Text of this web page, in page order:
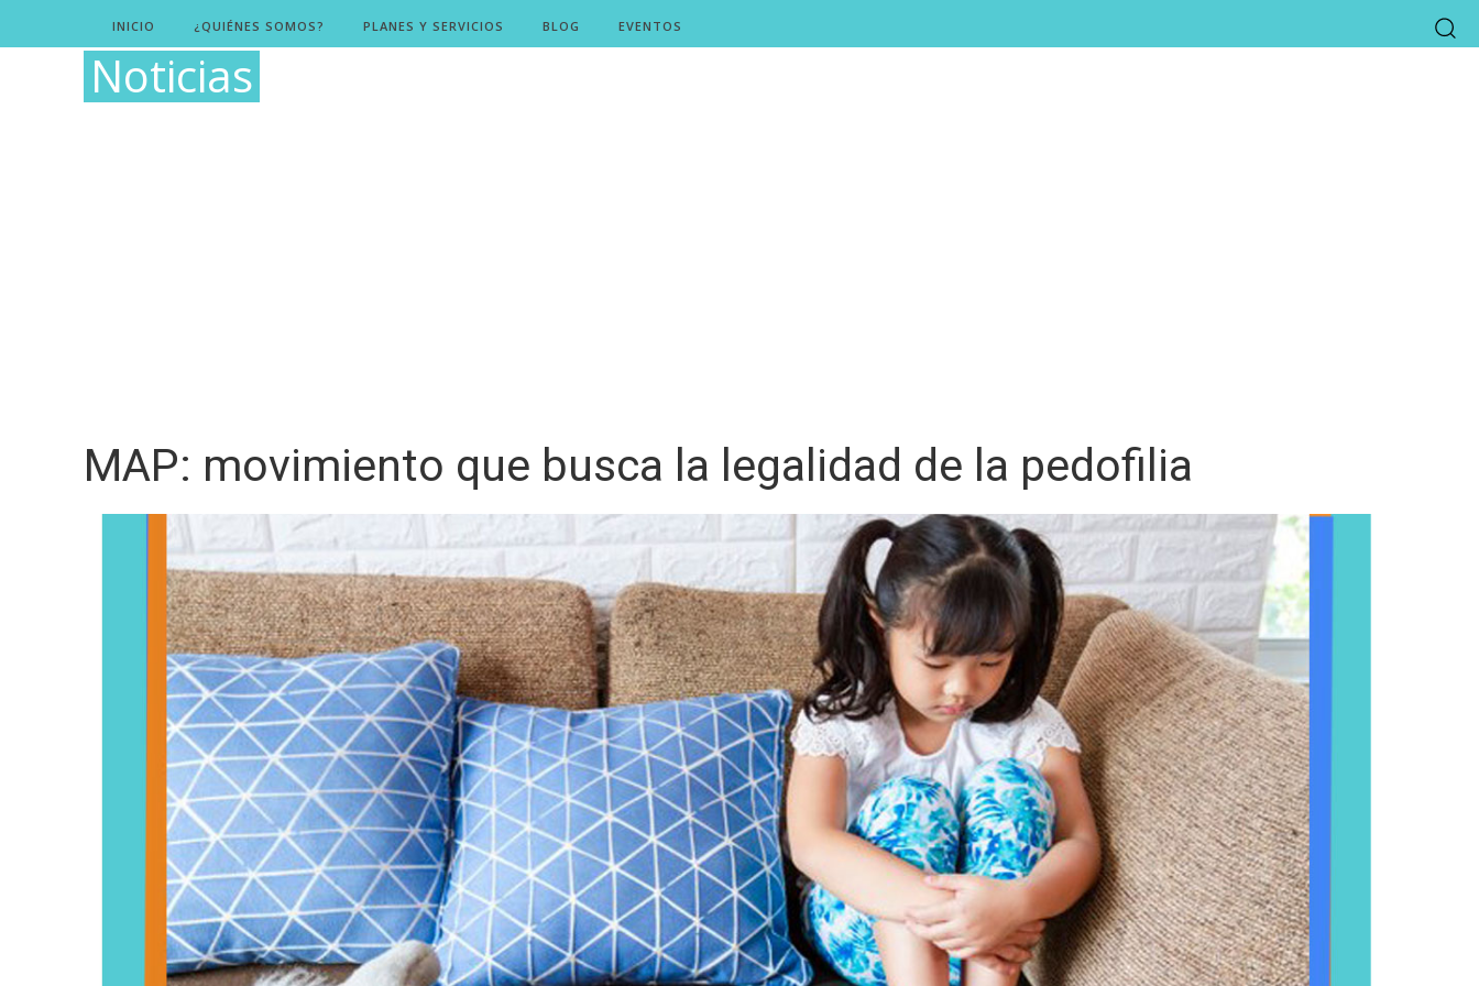
INICIO ¿QUIÉNES SOMOS? PLANES Y SERVICIOS BLOG EVENTOS
Noticias
MAP: movimiento que busca la legalidad de la pedofilia